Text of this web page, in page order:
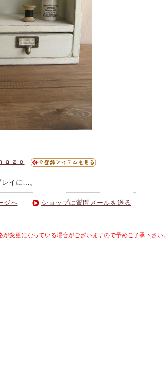
ａｚｅ
イに…。
ジへ ショップに質問メールを送る
変更になっている場合がございますので予めご了承下さい。